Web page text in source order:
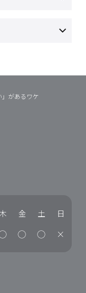
があるワケ
金 土 日
◯ ◯ ×